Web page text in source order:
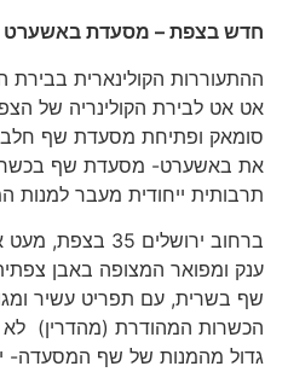
חדש בצפת – מסעדת באשערט
ההתעוררות הקולינארית בבירת
אט אט לבירת הקולינריה של
סומאק ופתיחת מסעדת שף חלבית
את באשערט- מסעדת שף בכשרות
תרבותית ייחודית מעבר למנות
ברחוב ירושלים 35
ענק ומפואר המצופה באבן
שף בשרית, עם תפריט עשיר ומגוון
הכשרות המהודרת (מהדרין) לא
גדול מהמנות של שף המסעדה-